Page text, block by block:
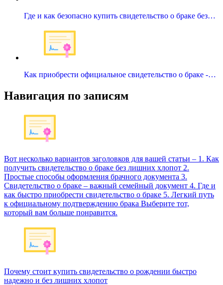
Где и как безопасно купить свидетельство о браке без…
Как приобрести официальное свидетельство о браке -…
Навигация по записям
Вот несколько вариантов заголовков для вашей статьи – 1. Как
получить свидетельство о браке без лишних хлопот 2.
Простые способы оформления брачного документа 3.
Свидетельство о браке – важный семейный документ 4. Где и
как быстро приобрести свидетельство о браке 5. Легкий путь
к официальному подтверждению брака Выберите тот,
который вам больше понравится.
Почему стоит купить свидетельство о рождении быстро
надежно и без лишних хлопот